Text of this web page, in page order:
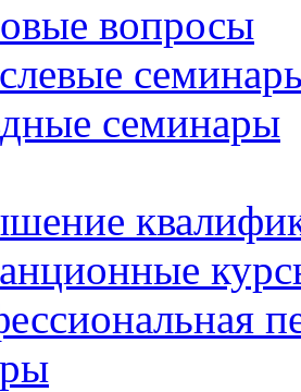
вопросы
семинары